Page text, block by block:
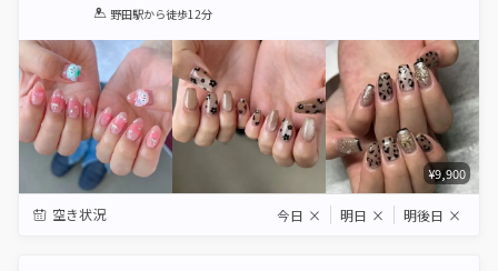
1 2 3 4 5
野田駅から徒歩12分
¥9,900
空き状況 今日 × 明日 × 明後日 ×